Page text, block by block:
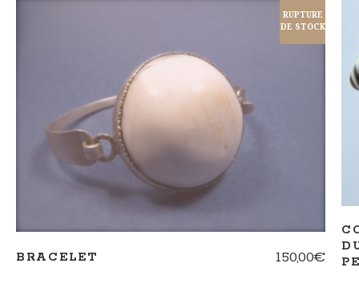
RUPTURE
DE STOCK
BRACELET 150,00€